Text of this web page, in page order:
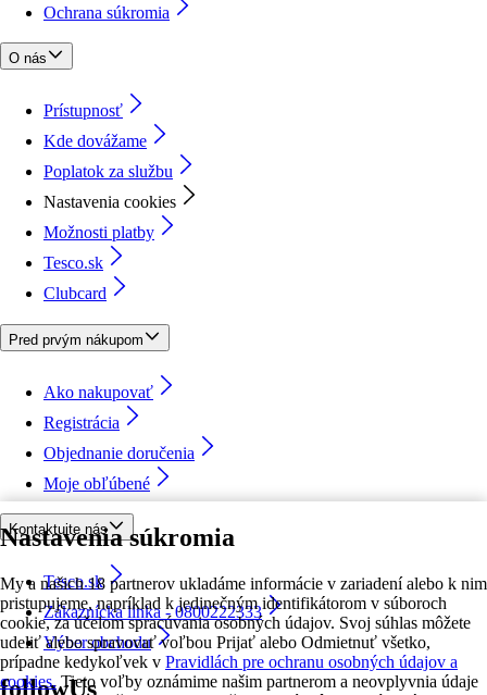
Nastavenia súkromia
My a našich 18 partnerov ukladáme informácie v zariadení alebo k nim
pristupujeme, napríklad k jedinečným identifikátorom v súboroch
cookie, za účelom spracúvania osobných údajov. Svoj súhlas môžete
udeliť alebo spravovať voľbou Prijať alebo Odmietnuť všetko,
prípadne kedykoľvek v Pravidlách pre ochranu osobných údajov a
cookies. Tieto voľby oznámime našim partnerom a neovplyvnia údaje
Ochrana súkromia
O nás
Prístupnosť
Kde dovážame
Poplatok za službu
Nastavenia cookies
Možnosti platby
Tesco.sk
Clubcard
Pred prvým nákupom
Ako nakupovať
Registrácia
Objednanie doručenia
Moje obľúbené
Kontaktujte nás
Tesco.sk
Zákaznícka linka - 0800222333
Výber obchodu
followUs